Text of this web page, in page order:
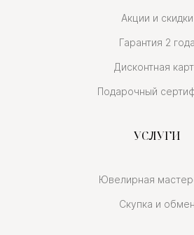
Акции и скидки
Гарантия 2 года
Дисконтная
Подарочный
УСЛУГИ
Ювелирная
Скупка и обмен